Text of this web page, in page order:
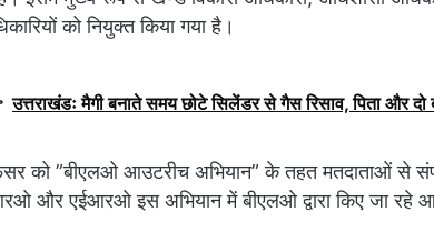
को नियुक्त किया गया है।
उत्तराखंडः मैगी बनाते समय छोटे सिलेंडर से गैस रिसाव, पिता और
को ”बीएलओ आउटरीच अभियान” के तहत मतदाताओं से
और एईआरओ इस अभियान में बीएलओ द्वारा किए जा रहे